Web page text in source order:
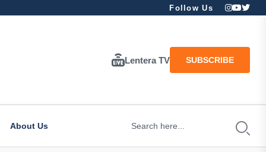
Follow Us
Lentera TV SUBSCRIBE
About Us